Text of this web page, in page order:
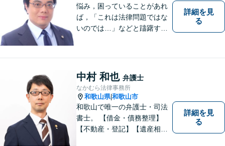
悩み，困っていることがあれ
ば，「これは法律問題ではな
いのでは…」などと躊躇する
いただける事務所を目指して
おります。弁護士前畑壮志は
全力で，最善の答えを探せる
ようお手伝いいたします。
詳細を見
る
中村 和也 弁護士
なかむら法律事務所
和歌山県|和歌山市
和歌山で唯一の弁護士・司法
書士。 【借金・債務整理】
【不動産・登記】【遺産相
詳細を見
る